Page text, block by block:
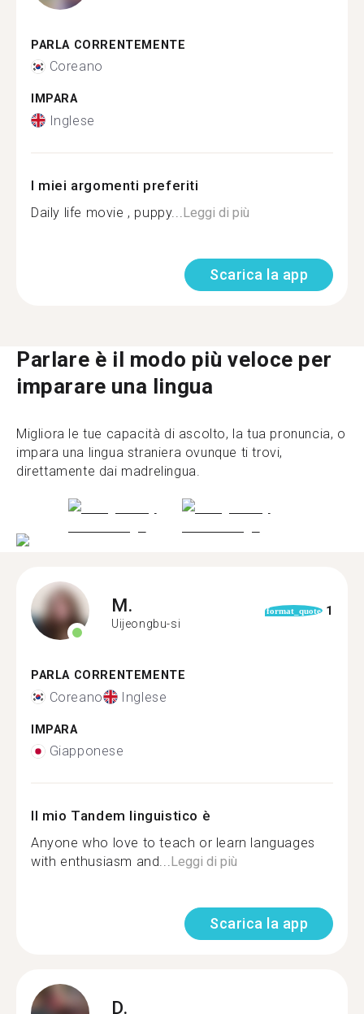
PARLA CORRENTEMENTE
Coreano
IMPARA
Inglese
I miei argomenti preferiti
Daily life movie , puppy... Leggi di più
Scarica la app
Parlare è il modo più veloce per
imparare una lingua
Migliora le tue capacità di ascolto, la tua pronuncia, o
impara una lingua straniera ovunque ti trovi,
direttamente dai madrelingua.
M.
Uijeongbu-si
format_quote 1
PARLA CORRENTEMENTE
Coreano Inglese
IMPARA
Giapponese
Il mio Tandem linguistico è
Anyone who love to teach or learn languages
with enthusiasm and...Leggi di più
Scarica la app
D.